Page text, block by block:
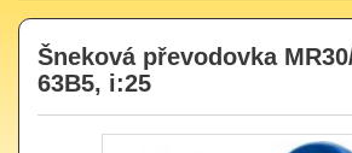
Šneková převodovka
63B5, i:25